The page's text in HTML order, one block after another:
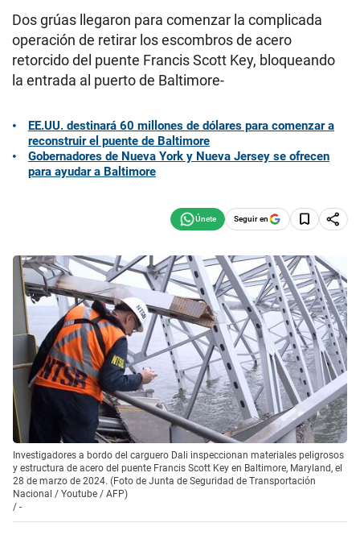
Dos grúas llegaron para comenzar la complicada
operación de retirar los escombros de acero
retorcido del puente Francis Scott Key, bloqueando
la entrada al puerto de Baltimore-
EE.UU. destinará 60 millones de dólares para comenzar a
reconstruir el puente de Baltimore
Gobernadores de Nueva York y Nueva Jersey se ofrecen
para ayudar a Baltimore
Seguir en
Investigadores a bordo del carguero Dali inspeccionan materiales peligrosos
y estructura de acero del puente Francis Scott Key en Baltimore, Maryland, el
28 de marzo de 2024. (Foto de Junta de Seguridad de Transportación
Nacional / Youtube / AFP)
/ -